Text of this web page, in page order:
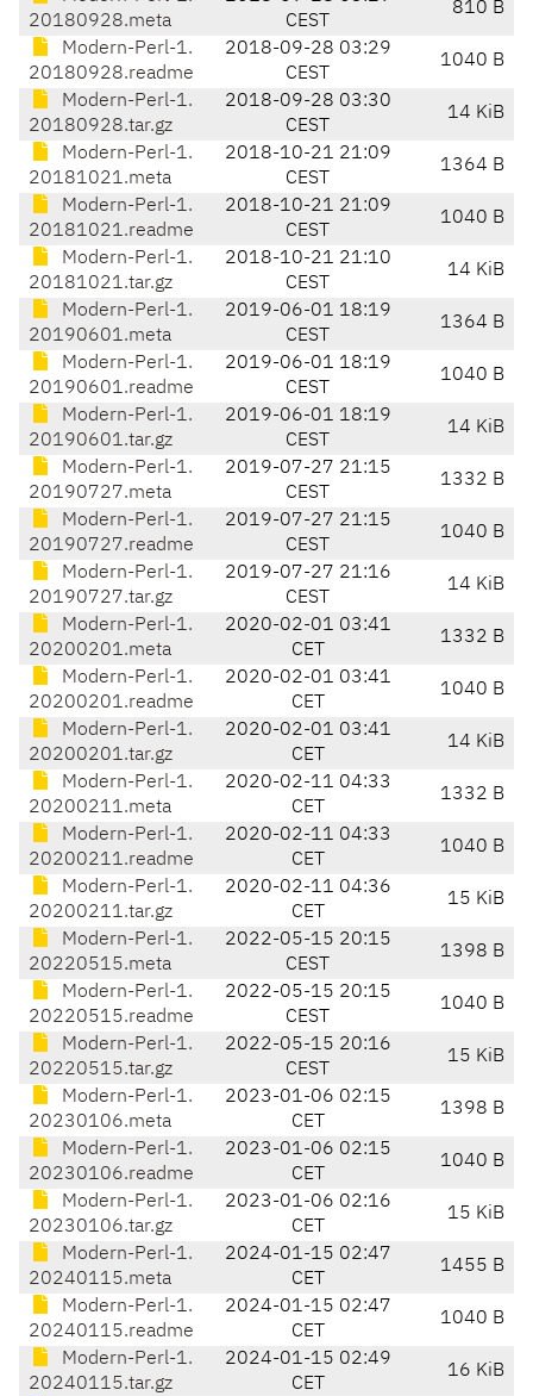
20180928.meta
CEST
810 B
Modern-Perl-1.
20180928.readme
2018-09-28 03:29
CEST
1040 B
Modern-Perl-1.
20180928.tar.gz
2018-09-28 03:30
CEST
14 KiB
Modern-Perl-1.
20181021.meta
2018-10-21 21:09
CEST
1364 B
Modern-Perl-1.
20181021.readme
2018-10-21 21:09
CEST
1040 B
Modern-Perl-1.
20181021.tar.gz
2018-10-21 21:10
CEST
14 KiB
Modern-Perl-1.
20190601.meta
2019-06-01 18:19
CEST
1364 B
Modern-Perl-1.
20190601.readme
2019-06-01 18:19
CEST
1040 B
Modern-Perl-1.
20190601.tar.gz
2019-06-01 18:19
CEST
14 KiB
Modern-Perl-1.
20190727.meta
2019-07-27 21:15
CEST
1332 B
Modern-Perl-1.
20190727.readme
2019-07-27 21:15
CEST
1040 B
Modern-Perl-1.
20190727.tar.gz
2019-07-27 21:16
CEST
14 KiB
Modern-Perl-1.
20200201.meta
2020-02-01 03:41
CET
1332 B
Modern-Perl-1.
20200201.readme
2020-02-01 03:41
CET
1040 B
Modern-Perl-1.
20200201.tar.gz
2020-02-01 03:41
CET
14 KiB
Modern-Perl-1.
20200211.meta
2020-02-11 04:33
CET
1332 B
Modern-Perl-1.
20200211.readme
2020-02-11 04:33
CET
1040 B
Modern-Perl-1.
20200211.tar.gz
2020-02-11 04:36
CET
15 KiB
Modern-Perl-1.
20220515.meta
2022-05-15 20:15
CEST
1398 B
Modern-Perl-1.
20220515.readme
2022-05-15 20:15
CEST
1040 B
Modern-Perl-1.
20220515.tar.gz
2022-05-15 20:16
CEST
15 KiB
Modern-Perl-1.
20230106.meta
2023-01-06 02:15
CET
1398 B
Modern-Perl-1.
20230106.readme
2023-01-06 02:15
CET
1040 B
Modern-Perl-1.
20230106.tar.gz
2023-01-06 02:16
CET
15 KiB
Modern-Perl-1.
20240115.meta
2024-01-15 02:47
CET
1455 B
Modern-Perl-1.
20240115.readme
2024-01-15 02:47
CET
1040 B
Modern-Perl-1.
20240115.tar.gz
2024-01-15 02:49
CET
16 KiB